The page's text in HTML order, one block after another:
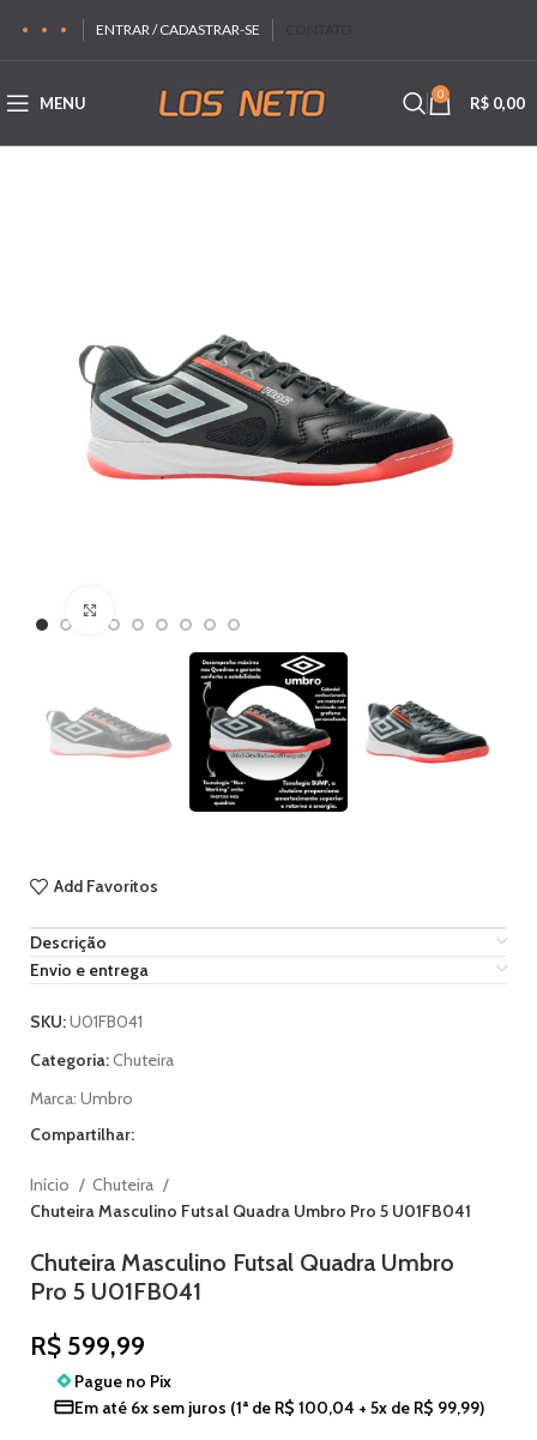
ENTRAR / CADASTRAR-SE
MENU 0 R$ 0,00
Add Favoritos
Descrição
Envio e entrega
SKU:U01FB041
Categoria:Chuteira
Marca: Umbro
Compartilhar:
Início
Chuteira
Chuteira Masculino Futsal Quadra Umbro Pro 5 U01FB041
Chuteira Masculino Futsal Quadra Umbro
Pro 5 U01FB041
R$ 599,99
Pague no Pix
Em até 6x sem juros (1ª de R$ 100,04 + 5x de R$ 99,99)